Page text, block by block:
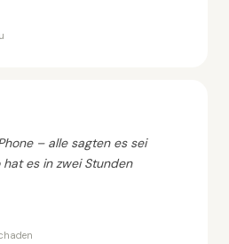
– alle sagten es sei
es in zwei Stunden